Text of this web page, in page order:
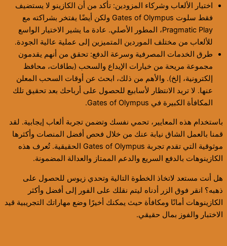
اختيار الألعاب وشركاء المزودين: تأكد من أن الكازينو لا يستضيف
فقط سلوت Gates of Olympus ولكن أيضًا يفتخر بشراكته مع
Pragmatic Play، المطور الأصلي. عادة ما يشير الاختيار الواسع
للألعاب من مختلف الموردين المتميزين إلى عملية عالية الجودة.
طرق الخدمات المصرفية وسرعة الدفع: تحقق من أنهم يقدمون
مجموعة مريحة من خيارات الإيداع والسحب (بطاقات، محافظ
إلكترونية، إلخ). والأهم من ذلك، ابحث عن أوقات السحب المعلن
عنها. لا تريد الانتظار لأسابيع للحصول على أرباحك بعد تحقيق تلك
المكافأة الكبيرة في Gates of Olympus.
باستخدام هذه المعايير، تحمي نفسك وتضمن تجربة ألعاب إيجابية. لقد
قمنا بالعمل الشاق نيابة عنك من خلال فحص أفضل المنصات وأكثرها
موثوقية التي تقدم تجربة Gates of Olympus الحقيقية. تُعرف هذه
الكازينوهات بالدفع السريع والدعم الممتاز والعدالة المضمونة.
هل أنت مستعد لاتخاذ الخطوة التالية وتحدي زيوس للحصول على
ذهبه؟ انقر فوق الزر أدناه ليتم نقلك على الفور إلى أفضل وأكثر
الكازينوهات أمانًا ومكافأة حيث يمكنك أخيرًا وضع مهاراتك التجريبية قيد
الاختبار والفوز بمال حقيقي.